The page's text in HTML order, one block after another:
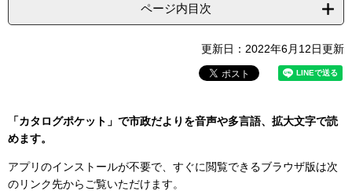
ページ内目次
更新日：2022年6月12日更新
「カタログポケット」で市政だよりを音声や多言語、拡大文字で読
めます。
アプリのインストールが不要で、すぐに閲覧できるブラウザ版は次
のリンク先からご覧いただけます。